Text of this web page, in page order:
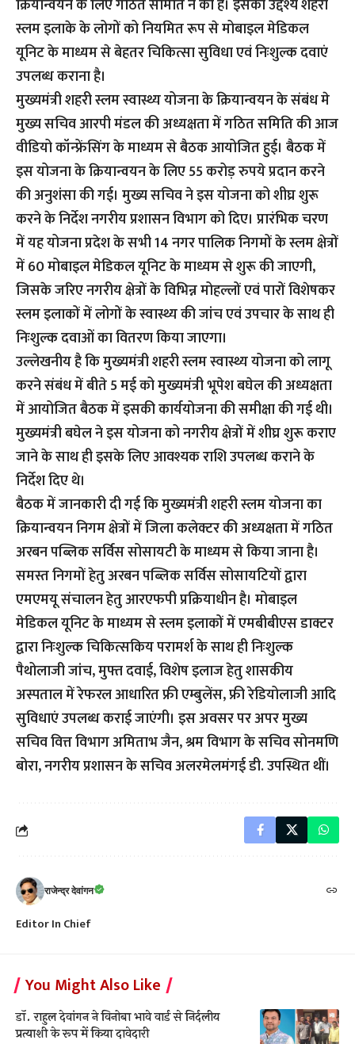
क्रियान्वयन के लिए गठित समिति ने की है। इसका उद्देश्य शहरी
स्लम इलाके के लोगों को नियमित रूप से मोबाइल मेडिकल
यूनिट के माध्यम से बेहतर चिकित्सा सुविधा एवं निःशुल्क दवाएं
उपलब्ध कराना है।
मुख्यमंत्री शहरी स्लम स्वास्थ्य योजना के क्रियान्वयन के संबंध मे
मुख्य सचिव आरपी मंडल की अध्यक्षता में गठित समिति की आज
वीडियो कॉन्फ्रेंसिंग के माध्यम से बैठक आयोजित हुई। बैठक में
इस योजना के क्रियान्वयन के लिए 55 करोड़ रुपये प्रदान करने
की अनुशंसा की गई। मुख्य सचिव ने इस योजना को शीघ्र शुरू
करने के निर्देश नगरीय प्रशासन विभाग को दिए। प्रारंभिक चरण
में यह योजना प्रदेश के सभी 14 नगर पालिक निगमों के स्लम क्षेत्रों
में 60 मोबाइल मेडिकल यूनिट के माध्यम से शुरू की जाएगी,
जिसके जरिए नगरीय क्षेत्रों के विभिन्न मोहल्लों एवं पारों विशेषकर
स्लम इलाकों में लोगों के स्वास्थ्य की जांच एवं उपचार के साथ ही
निःशुल्क दवाओं का वितरण किया जाएगा।
उल्लेखनीय है कि मुख्यमंत्री शहरी स्लम स्वास्थ्य योजना को लागू
करने संबंध में बीते 5 मई को मुख्यमंत्री भूपेश बघेल की अध्यक्षता
में आयोजित बैठक में इसकी कार्ययोजना की समीक्षा की गई थी।
मुख्यमंत्री बघेल ने इस योजना को नगरीय क्षेत्रों में शीघ्र शुरू कराए
जाने के साथ ही इसके लिए आवश्यक राशि उपलब्ध कराने के
निर्देश दिए थे।
बैठक में जानकारी दी गई कि मुख्यमंत्री शहरी स्लम योजना का
क्रियान्वयन निगम क्षेत्रों में जिला कलेक्टर की अध्यक्षता में गठित
अरबन पब्लिक सर्विस सोसायटी के माध्यम से किया जाना है।
समस्त निगमों हेतु अरबन पब्लिक सर्विस सोसायटियों द्वारा
एमएमयू संचालन हेतु आरएफपी प्रक्रियाधीन है। मोबाइल
मेडिकल यूनिट के माध्यम से स्लम इलाकों में एमबीबीएस डाक्टर
द्वारा निःशुल्क चिकित्सकिय परामर्श के साथ ही निःशुल्क
पैथोलाजी जांच, मुफ्त दवाई, विशेष इलाज हेतु शासकीय
अस्पताल में रेफरल आधारित फ्री एम्बुलेंस, फ्री रेडियोलाजी आदि
सुविधाएं उपलब्ध कराई जाएंगी। इस अवसर पर अपर मुख्य
सचिव वित्त विभाग अमिताभ जैन, श्रम विभाग के सचिव सोनमणि
बोरा, नगरीय प्रशासन के सचिव अलरमेलमंगई डी. उपस्थित थीं।
राजेन्द्र देवांगन
Editor In Chief
You Might Also Like
डॉ. राहुल देवांगन ने विनोबा भावे वार्ड से निर्दलीय
प्रत्याशी के रूप में किया दावेदारी